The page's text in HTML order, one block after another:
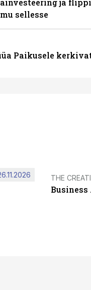
ja
sellesse
Paikusele
THE
Business